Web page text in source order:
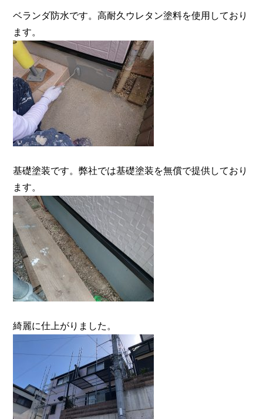
ベランダ防水です。高耐久ウレタン塗料を使用しており
ます。
基礎塗装です。弊社では基礎塗装を無償で提供しており
ます。
綺麗に仕上がりました。